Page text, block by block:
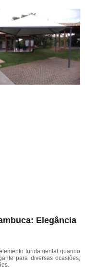
Elegância
fundamental quando
para diversas ocasiões,